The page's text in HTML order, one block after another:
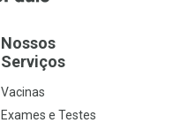
Nossos
Serviços
Vacinas
Exames e Testes